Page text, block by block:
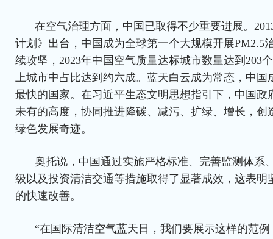
在空气治理方面，中国已取得不少重要进展。
计划》出台，中国成为全球第一个大规模开展PM2.5
续攻坚，2023年中国空气质量达标城市数量达到203
上城市中占比达到约六成。蓝天白云成为常态，中国
最快的国家。在习近平生态文明思想指引下，中国政
未有的高度，协同推进降碳、减污、扩绿、增长，创
绿色发展奇迹。
奥托说，中国通过实施严格标准、完善监测体系
级以及投资清洁交通等措施取得了显著成效，这表明
的快速改善。
“在国际清洁空气蓝天日，我们要展示这样的范